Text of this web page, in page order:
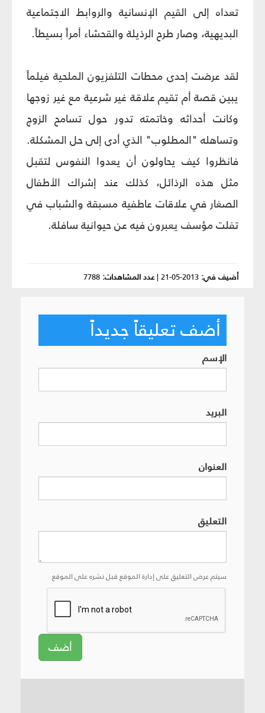
تعداه إلى القيم الإنسانية والروابط الاجتماعية
البديهية، وصار طرح الرذيلة والقحشاء أمراً بسيطاً.
لقد عرضت إحدى محطات التلفزيون الملحية فيلماً
يبين قصة أم تقيم علاقة غير شرعية مع غير زوجها
وكانت أحداثه وخاتمته تدور حول تسامح الزوج
وتساهله "المطلوب" الذي أدى إلى حل المشكلة.
فانظروا كيف يحاولون أن يعدوا النفوس لتقبل
مثل هذه الرذائل، كذلك عند إشراك الأطفال
الصغار في علاقات عاطفية مسبقة والشباب في
تفلت مؤسف يعبرون فيه عن حيوانية سافلة.
أضيف في: 2013-05-21
|عدد المشاهدات: 7788
أضف تعليقاً جديداً
الإسم
البريد
العنوان
التعليق
سيتم عرض التعليق على إدارة الموقع قبل نشره على الموقع
أضف